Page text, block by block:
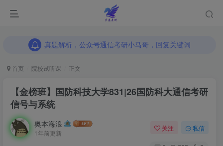
真题解析，公众号通信考研小马哥，回复关键词
真题解析，公众号通信考研小马哥，回复关键词
首页 院校试听课 正文
【金榜班】国防科技大学831|26国防科大通信考研
信号与系统
奥本海浪
1年前更新
关注 私信